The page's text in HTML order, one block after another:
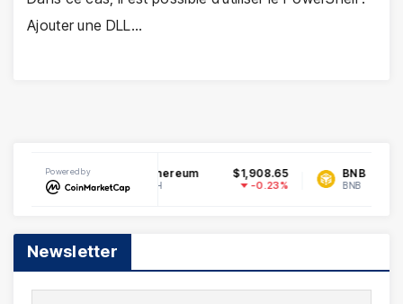
Ajouter une DLL…
Powered by
0.47%
Ethereum $1,908.65
ETH -0.23%
BNB
BNB
Newsletter